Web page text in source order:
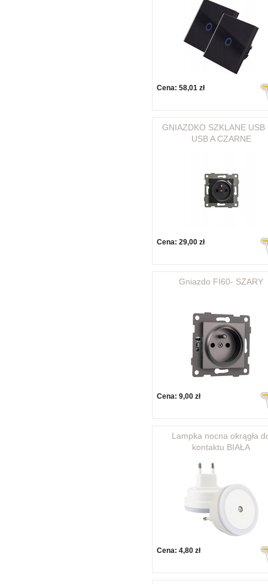
Cena: 58,01 zł
GNIAZDKO SZKLANE USB
USB A CZARNE
Cena: 29,00 zł
Gniazdo FI60- SZARY
Cena: 9,00 zł
Lampka nocna okrągła
kontaktu BIAŁA
Cena: 4,80 zł